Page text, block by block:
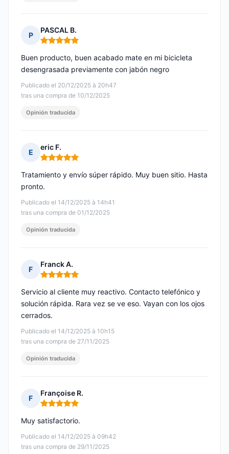
P
PASCAL B.
Nota: 5 de 5
Publicado el 20/12/2025 à 20h47
tras una compra de 10/12/2025
Buen producto, buen acabado mate en mi bicicleta
desengrasada previamente con jabón negro
Opinión traducida
E
eric F.
Nota: 5 de 5
Publicado el 14/12/2025 à 14h41
tras una compra de 01/12/2025
Tratamiento y envío súper rápido. Muy buen sitio. Hasta
pronto.
Opinión traducida
F
Franck A.
Nota: 5 de 5
Publicado el 14/12/2025 à 10h15
tras una compra de 27/11/2025
Servicio al cliente muy reactivo. Contacto telefónico y
solución rápida. Rara vez se ve eso. Vayan con los ojos
cerrados.
Opinión traducida
F
Françoise R.
Nota: 5 de 5
Publicado el 14/12/2025 à 09h42
tras una compra de 29/11/2025
Muy satisfactorio.